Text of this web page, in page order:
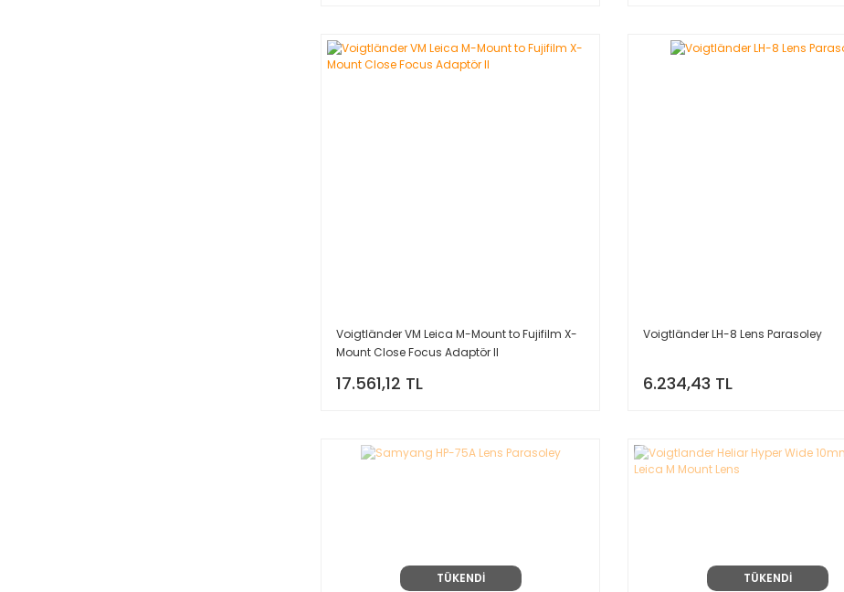
Voigtländer VM Leica M-Mount to Fujifilm X-
Mount Close Focus Adaptör II
17.561,12 TL
Voigtländer LH-8 Lens Parasoley
6.234,43 TL
TÜKENDİ TÜKENDİ